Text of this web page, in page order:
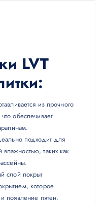
LVT
из прочного
обеспечивает
подходит для
таких как
слой покрыт
которое
появление пятен.